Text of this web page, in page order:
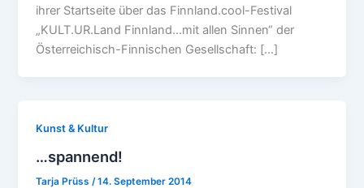
ihrer Startseite über das Finnland.cool-Festival
„KULT.UR.Land Finnland…mit allen Sinnen“ der
Österreichisch-Finnischen Gesellschaft: […]
Kunst & Kultur
…spannend!
Tarja Prüss/14. September 2014